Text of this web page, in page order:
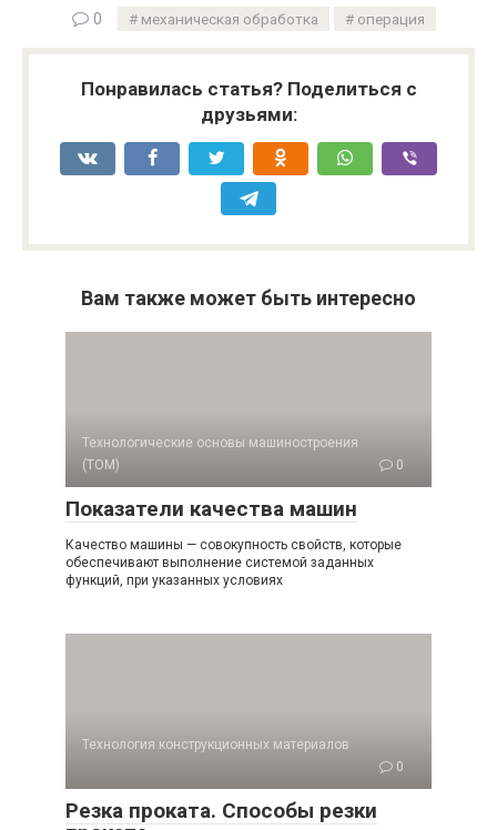
0 механическая обработка операция
Понравилась статья? Поделиться с
друзьями:
Вам также может быть интересно
Технологические основы машиностроения
(ТОМ)
0
Показатели качества машин
Качество машины — совокупность свойств, которые
обеспечивают выполнение системой заданных
функций, при указанных условиях
Технология конструкционных материалов
0
Резка проката. Способы резки